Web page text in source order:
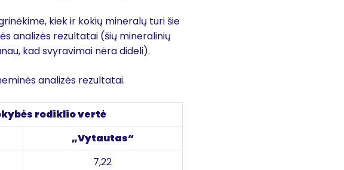
kiek ir kokių mineralų turi šie
analizės rezultatai (šių mineralinių
kad svyravimai nėra dideli).
analizės rezultatai.
rodiklio vertė
„Vytautas“
7,22